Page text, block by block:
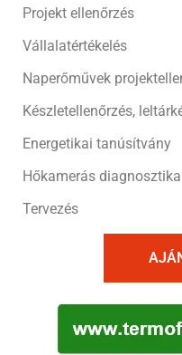
Projekt ellenőrzés
Vállalatértékelés
Naperőművek
Készletellenőrzés,
Energetikai tanúsítvány
Hőkamerás diagnosztika
Tervezés